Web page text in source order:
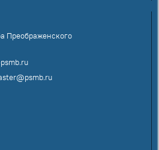
Преображенского